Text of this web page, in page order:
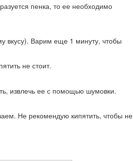
пенка, то ее необходимо
вкусу). Варим еще 1 минуту, чтобы
не стоит.
извлечь ее с помощью шумовки.
Не рекомендую кипятить, чтобы не